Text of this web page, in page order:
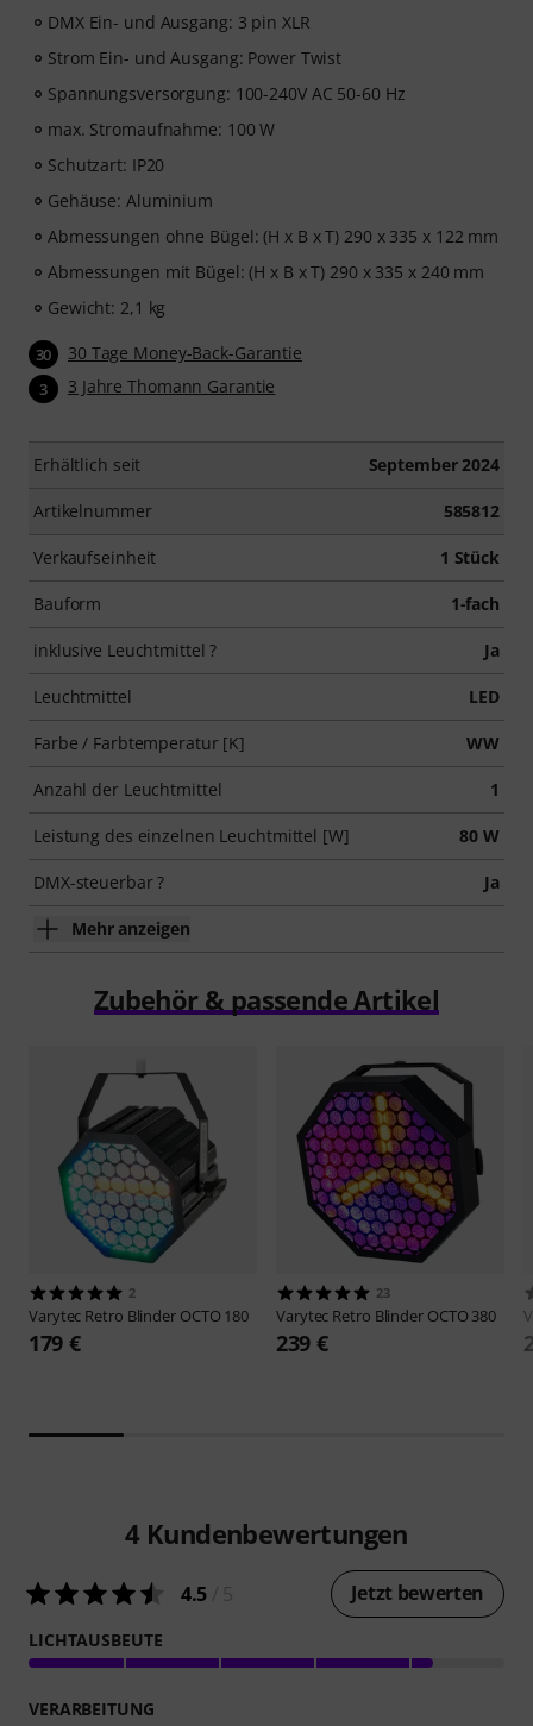
DMX Ein- und Ausgang: 3 pin XLR
Strom Ein- und Ausgang: Power Twist
Spannungsversorgung: 100-240V AC 50-60 Hz
max. Stromaufnahme: 100 W
Schutzart: IP20
Gehäuse: Aluminium
Abmessungen ohne Bügel: (H x B x T) 290 x 335 x 122 mm
Abmessungen mit Bügel: (H x B x T) 290 x 335 x 240 mm
Gewicht: 2,1 kg
30 30 Tage Money-Back-Garantie
3 3 Jahre Thomann Garantie
Erhältlich seit September 2024
Artikelnummer 585812
Verkaufseinheit 1 Stück
Bauform 1-fach
inklusive Leuchtmittel ? Ja
Leuchtmittel LED
Farbe / Farbtemperatur [K] WW
Anzahl der Leuchtmittel 1
Leistung des einzelnen Leuchtmittel [W] 80 W
DMX-steuerbar ? Ja
Mehr anzeigen
Zubehör & passende Artikel
2
Varytec Retro Blinder OCTO 180
179 €
23
Varytec Retro Blinder OCTO 380
239 €
4 Kundenbewertungen
4.5 Jetzt bewerten
LICHTAUSBEUTE
VERARBEITUNG